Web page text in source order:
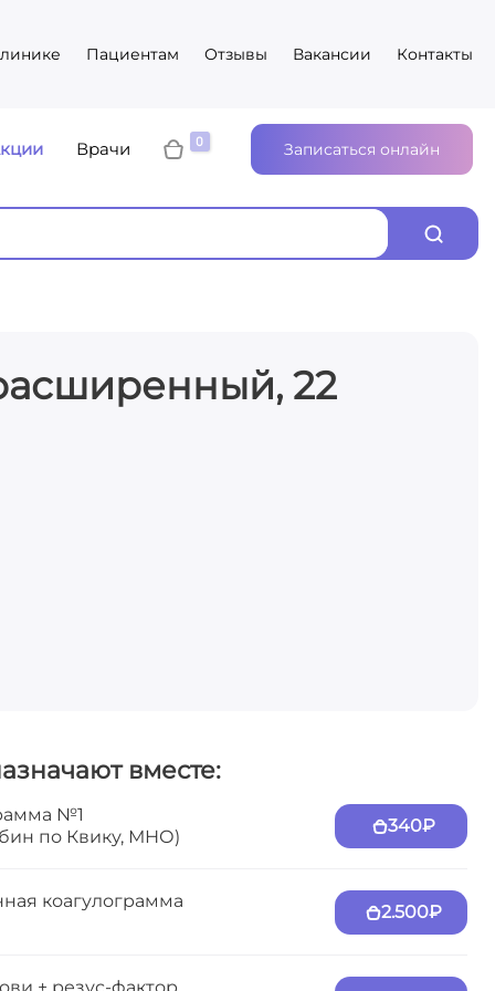
Пациентам Отзывы Вакансии Контакты
Врачи Записаться онлайн
22
вместе:
№1
по Квику, МНО)
340₽
коагулограмма
2.500₽
+ резус-фактор